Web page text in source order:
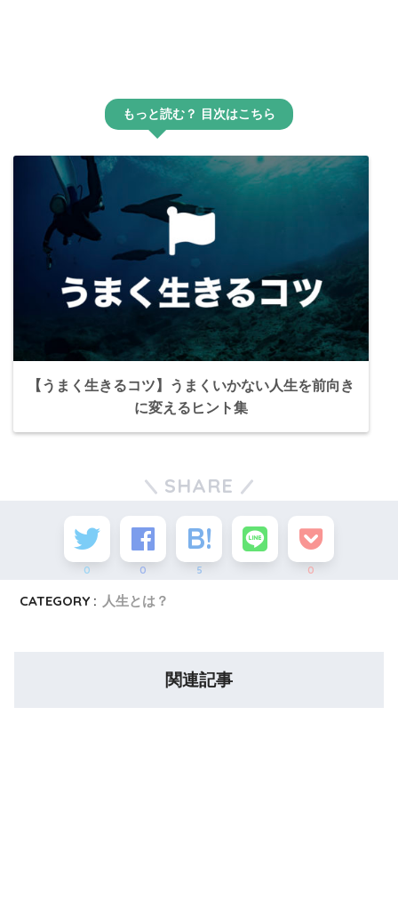
もっと読む？ 目次はこちら
【うまく生きるコツ】うまくいかない人生を前向き
に変えるヒント集
SHARE
0 0 5 0
CATEGORY : 人生とは？
関連記事